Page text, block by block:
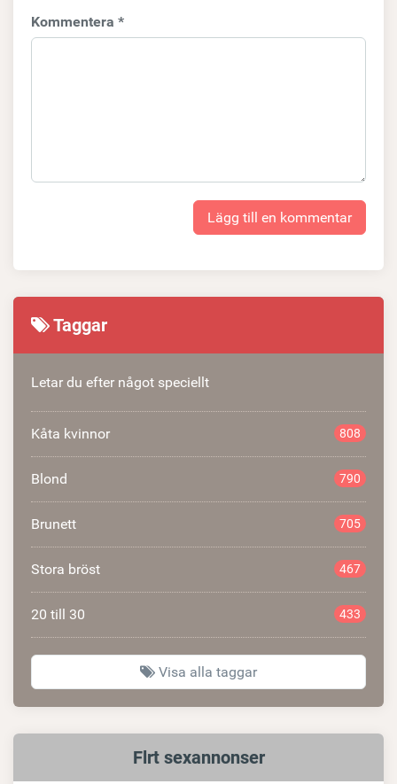
Kommentera *
Lägg till en kommentar
Taggar
Letar du efter något speciellt
Kåta kvinnor 808
Blond 790
Brunett 705
Stora bröst 467
20 till 30 433
Visa alla taggar
RelateradFlrt sexannonser